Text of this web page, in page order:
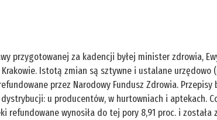
przygotowanej za kadencji byłej minister zdrowia,
Istotą zmian są sztywne i ustalane urzędowo
przez Narodowy Fundusz Zdrowia. Przepisy
u producentów, w hurtowniach i aptekach.
refundowane wynosiła do tej pory 8,91 proc. i została